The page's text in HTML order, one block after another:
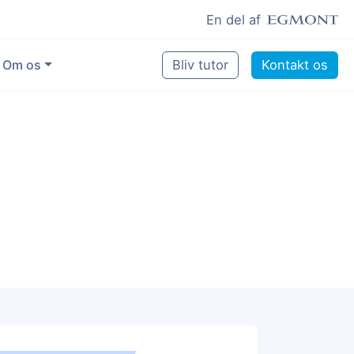
En del af
Om os Bliv tutor Kontakt os